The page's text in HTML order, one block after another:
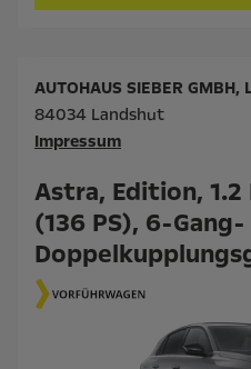
Astra, Edition, 1.2
(136 PS), 6-Gang-
AUTOHAUS SIEBER GMBH,
84034 Landshut
Impressum